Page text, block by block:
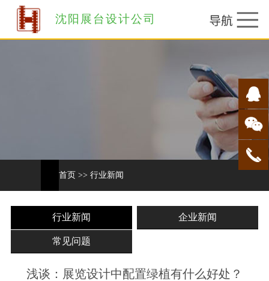
沈阳展台设计公司
首页 >> 行业新闻
行业新闻 企业新闻
常见问题
浅谈：展览设计中配置绿植有什么好处？